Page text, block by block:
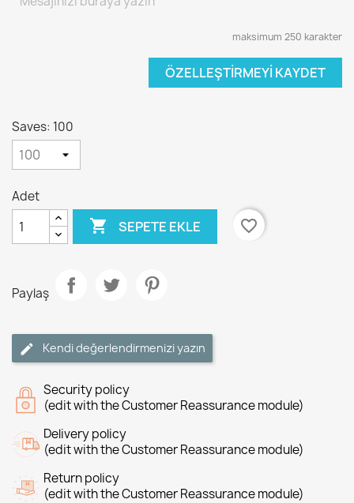
maksimum 250 karakter
ÖZELLEŞTIRMEYI KAYDET
Saves: 100
Adet
 SEPETE EKLE favorite_border
Paylaş
Kendi değerlendirmenizi yazın
Security policy
(edit with the Customer Reassurance module)
Delivery policy
(edit with the Customer Reassurance module)
Return policy
(edit with the Customer Reassurance module)